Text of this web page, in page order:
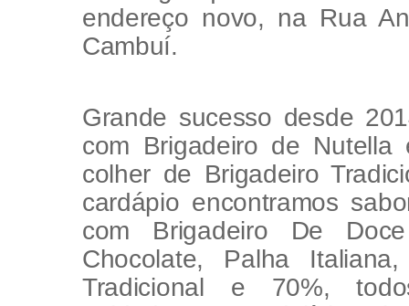
endereço novo, na Rua
Cambuí.
Grande sucesso desde
com Brigadeiro de
colher de Brigadeiro
cardápio encontramos
com Brigadeiro De
Chocolate, Palha
Tradicional e 70%,